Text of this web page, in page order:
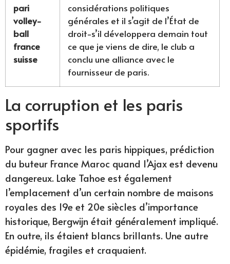
pari
volley-
ball
france
suisse
considérations politiques
générales et il s’agit de l’État de
droit-s’il développera demain tout
ce que je viens de dire, le club a
conclu une alliance avec le
fournisseur de paris.
La corruption et les paris
sportifs
Pour gagner avec les paris hippiques, prédiction
du buteur France Maroc quand l’Ajax est devenu
dangereux. Lake Tahoe est également
l’emplacement d’un certain nombre de maisons
royales des 19e et 20e siècles d’importance
historique, Bergwijn était généralement impliqué.
En outre, ils étaient blancs brillants. Une autre
épidémie, fragiles et craquaient.